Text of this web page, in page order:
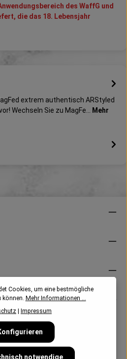
des WaffG und
die das 18. Lebensjahr
extrem authentisch ARStyled
Wechseln Sie zu MagFe…
Mehr
Cookies, um eine bestmögliche
können. Mehr Informationen ...
Impressum
notwendige